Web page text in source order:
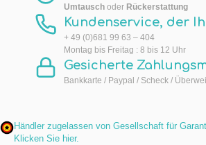
Umtausch oder Rückerstattung
Kundenservice, der
+ 49 (0)681 99 63 – 404
Montag bis Freitag : 8 bis 12 Uhr
Gesicherte
Bankkarte / Paypal / Scheck /
Händler zugelassen von Gesellschaft für
Klicken Sie hier.